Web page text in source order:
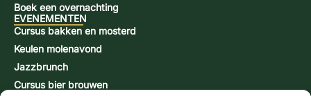
Boek een overnachting
EVENEMENTEN
Cursus bakken en mosterd
Keulen molenavond
Jazzbrunch
Cursus bier brouwen